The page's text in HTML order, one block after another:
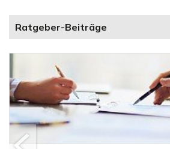
Ratgeber-Beiträge